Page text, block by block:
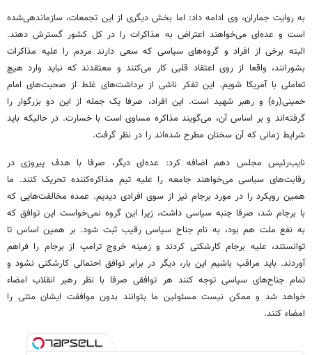
به روایت جماران، وی ادامه داد: اما بخش دیگری از این تجمعات، سازماندهی‌شده
است و عده‌ای می‌خواهند اعتراض به مذاکرات را در کل کشور گسترش دهند.
البته برخی از افراد و گروه‌های سیاسی که سعی دارند مردم را علیه مذاکرات
بشورانند، واقعا از روی اعتقاد قلبی کار می‌کنند و معتقدند که نباید وارد هیچ
تعاملی با آمریکا شویم. این تفکر ناشی از برداشت‌های غلط از صحبت‌های امام
خمینی(ره) و رهبر شهید است. این افراد، صرفا یک جمله از این دو بزرگوار را
گرفته‌اند و بر اساس آن، می‌گویند مذاکره مساوی است با خسارت. در حالیکه باید
شرایط زمانی که آن سخنان مطرح شده‌اند را در نظر گرفت.
نایب‌رئیس مجلس دهم اضافه کرد: عده‌ای دیگر، صرفا با هدف پیروزی در
رقابت‌های سیاسی می‌خواهند جامعه را علیه تیم مذاکره‌کننده تحریک کنند. ما
همین رویکرد را در مورد برجام نیز از سوی افرادی دیدیم. عمده مخالفت‌هایی که
با برجام‌ شد، صرفا جنبه سیاسی داشت، زیرا این گروه نمی‌خواست این توافق که
به نفع ملت هم بود، به نام جناح سیاسی رقیب ثبت شود. بر همین اساس تا
توانستند، علیه برجام کارشکنی کردند و زمینه خروج ترامپ از برجام را فراهم
آوردند. باید مراقب باشیم این بار، دیگر در برابر توافق احتمالی کارشکنی نشود و
تمام جناح‌های سیاسی توجه کنند هر توافقی صرفا با نظر رهبر انقلاب امضاء
خواهد شد و ممکن نیست مسئولین ما بتوانند بدون موافقت ایشان متنی را
امضاء کنند.